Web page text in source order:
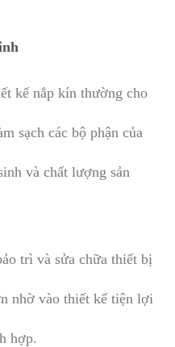
kế nắp kín thường cho
sạch các bộ phận của
và chất lượng sản
trì và sửa chữa thiết bị
nhờ vào thiết kế tiện lợi
hợp.